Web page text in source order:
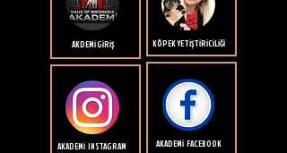
AKDEMİ GİRİŞ
AKADEMİ INSTAGRAM
KÖPEK YETİŞTİRİCİLİĞİ
AKADEMİ FACEBOOK